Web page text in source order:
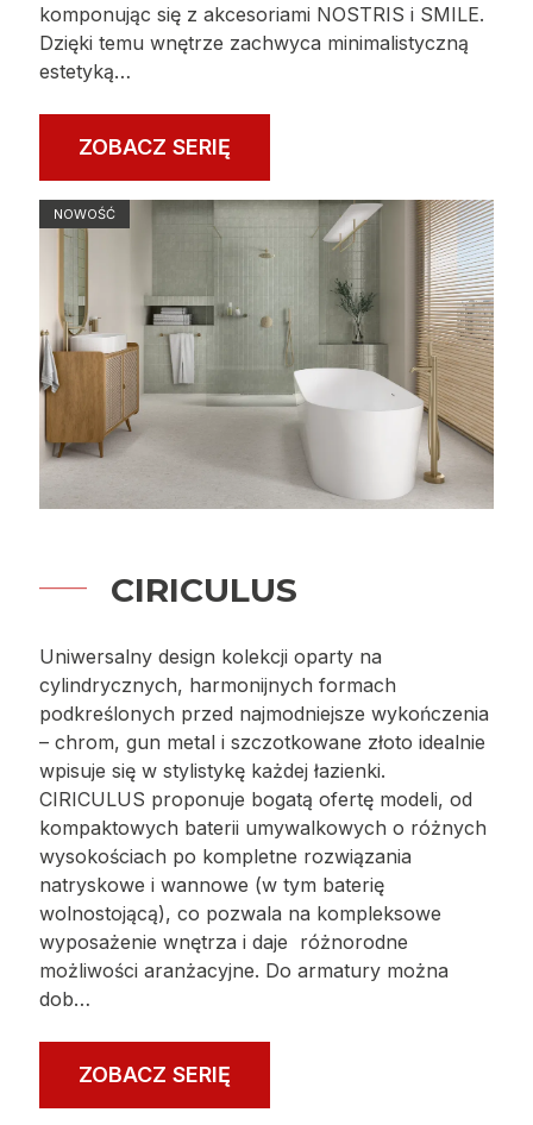
komponując się z akcesoriami NOSTRIS i SMILE.
Dzięki temu wnętrze zachwyca minimalistyczną
estetyką…
ZOBACZ SERIĘ
NOWOŚĆ
CIRICULUS
Uniwersalny design kolekcji oparty na
cylindrycznych, harmonijnych formach
podkreślonych przed najmodniejsze wykończenia
– chrom, gun metal i szczotkowane złoto idealnie
wpisuje się w stylistykę każdej łazienki.
CIRICULUS proponuje bogatą ofertę modeli, od
kompaktowych baterii umywalkowych o różnych
wysokościach po kompletne rozwiązania
natryskowe i wannowe (w tym baterię
wolnostojącą), co pozwala na kompleksowe
wyposażenie wnętrza i daje różnorodne
możliwości aranżacyjne. Do armatury można
dob…
ZOBACZ SERIĘ